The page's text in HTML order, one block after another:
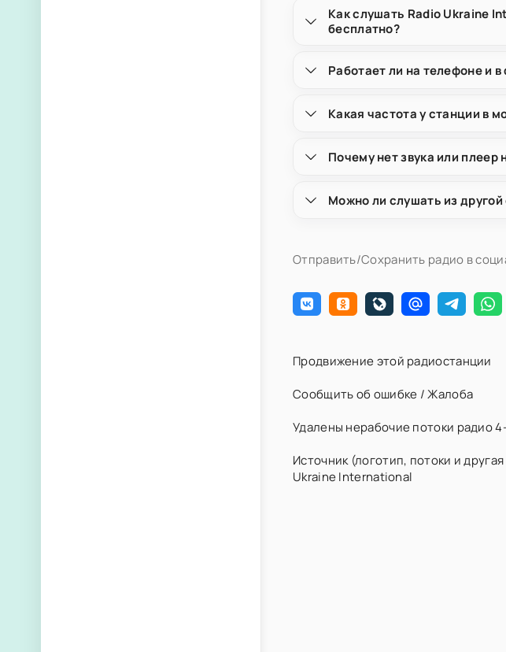
Как слушать Radio Ukraine
бесплатно?
Работает ли на телефоне и
Какая частота у станции в
Почему нет звука или плеер
Можно ли слушать из
Отправить/Сохранить радио в
Продвижение этой радиостанции
Сообщить об ошибке / Жалоба
Удалены нерабочие потоки радио
Источник (логотип, потоки и
Ukraine International